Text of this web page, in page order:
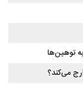
به توهین‌ها
می‌کند؟